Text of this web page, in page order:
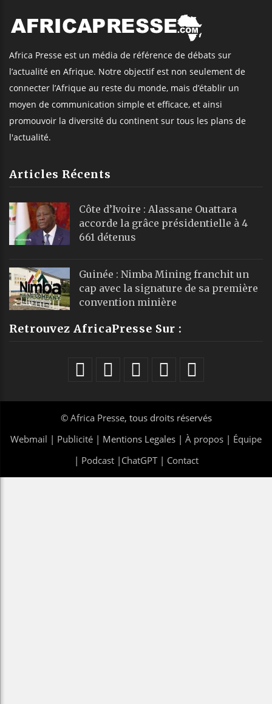
Africa Presse est un média de référence de débats sur
l’actualité en Afrique. Notre objectif est non seulement de
connecter l’Afrique au reste du monde, mais d’établir un
moyen de communication simple et efficace, et ainsi
promouvoir la diversité du continent sur tous les plans de
l'actualité.
Articles Récents
Côte d’Ivoire : Alassane Ouattara
accorde la grâce présidentielle à 4
661 détenus
Guinée : Nimba Mining franchit un
cap avec la signature de sa première
convention minière
Retrouvez AfricaPresse Sur :
© Africa Presse, tous droits réservés
Webmail | Publicité | Mentions Legales | À propos | Équipe
| Podcast| ChatGPT| Contact